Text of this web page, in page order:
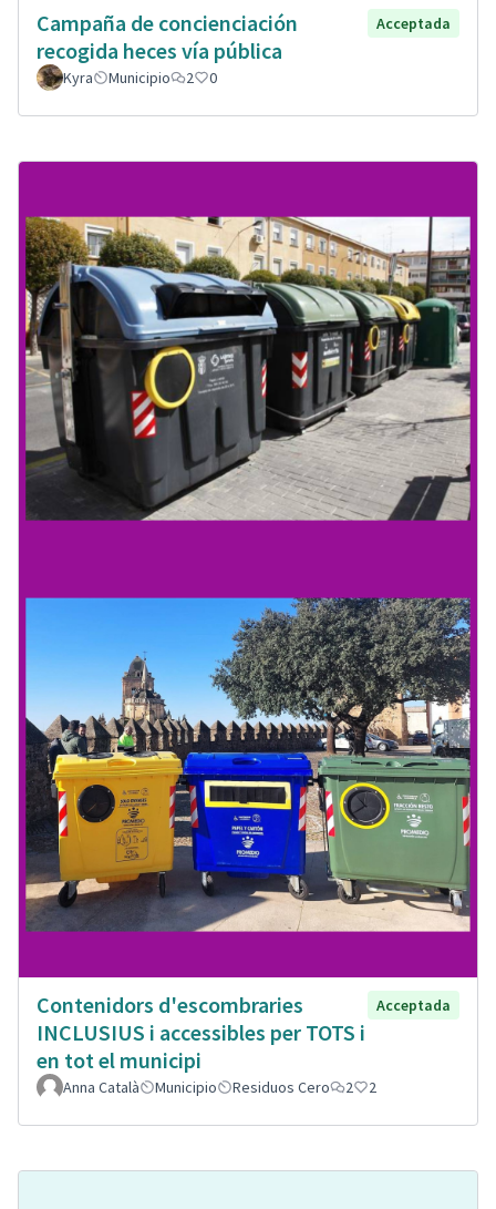
Campaña de concienciación
recogida heces vía pública
Acceptada
Kyra Municipio 2 0
Contenidors d'escombraries
INCLUSIUS i accessibles per TOTS i
en tot el municipi
Acceptada
Anna Català Municipio Residuos Cero 2 2